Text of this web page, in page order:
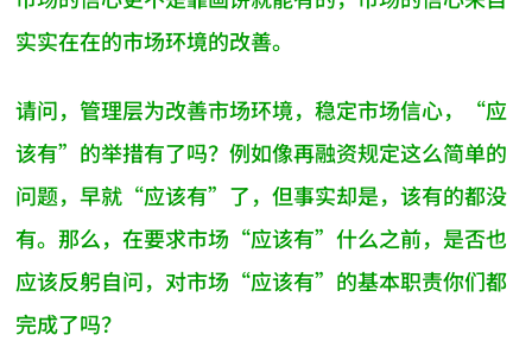
实实在在的市场环境的改善。
请问，管理层为改善市场环境，稳定市场信心，“应
该有”的举措有了吗？例如像再融资规定这么简单的
问题，早就“应该有”了，但事实却是，该有的都没
有。那么，在要求市场“应该有”什么之前，是否也
应该反躬自问，对市场“应该有”的基本职责你们都
完成了吗？